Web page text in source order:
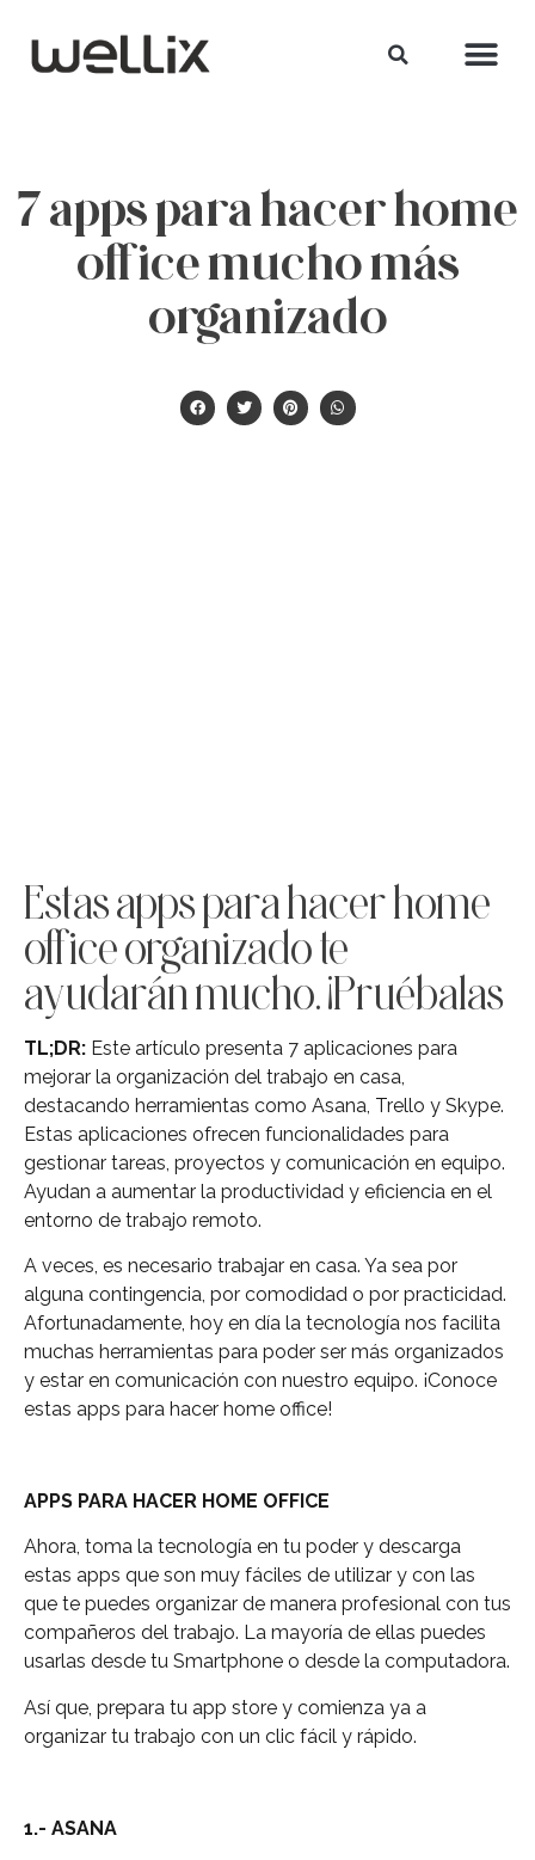
7 apps para hacer home
office mucho más
organizado
Estas apps para hacer home
office organizado te
ayudarán mucho. ¡Pruébalas
TL;DR: Este artículo presenta 7 aplicaciones para
mejorar la organización del trabajo en casa,
destacando herramientas como Asana, Trello y Skype.
Estas aplicaciones ofrecen funcionalidades para
gestionar tareas, proyectos y comunicación en equipo.
Ayudan a aumentar la productividad y eficiencia en el
entorno de trabajo remoto.
A veces, es necesario trabajar en casa. Ya sea por
alguna contingencia, por comodidad o por practicidad.
Afortunadamente, hoy en día la tecnología nos facilita
muchas herramientas para poder ser más organizados
y estar en comunicación con nuestro equipo. ¡Conoce
estas apps para hacer home office!
APPS PARA HACER HOME OFFICE
Ahora, toma la tecnología en tu poder y descarga
estas apps que son muy fáciles de utilizar y con las
que te puedes organizar de manera profesional con tus
compañeros del trabajo. La mayoría de ellas puedes
usarlas desde tu Smartphone o desde la computadora.
Así que, prepara tu app store y comienza ya a
organizar tu trabajo con un clic fácil y rápido.
1.- ASANA